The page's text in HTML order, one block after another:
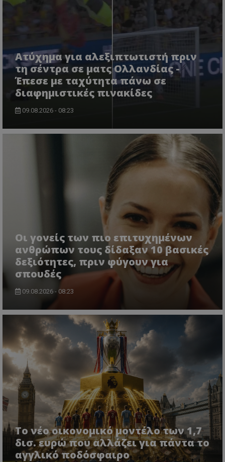
Ατύχημα για αλεξιπτωτιστή πριν
τη σέντρα σε ματς Ολλανδίας -
Έπεσε με ταχύτητα πάνω σε
διαφημιστικές πινακίδες
09.08.2026 - 08:23
Οι γονείς των πιο επιτυχημένων
ανθρώπων τους δίδαξαν 10 βασικές
δεξιότητες, πριν φύγουν για
σπουδές
09.08.2026 - 08:23
Το νέο οικονομικό μοντέλο των 1,7
δισ. ευρώ που αλλάζει για πάντα το
αγγλικό ποδόσφαιρο